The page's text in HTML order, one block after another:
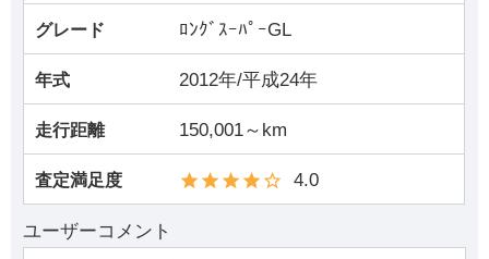
グレード ﾛﾝｸﾞｽｰﾊﾟｰGL
年式 2012年/平成24年
走行距離 150,001～km
査定満足度 4.0
ユーザーコメント